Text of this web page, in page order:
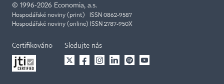
© 1996-2026 Economia, a.s.
Hospodářské noviny (print) ISSN 0862-9587
Hospodářské noviny (online) ISSN 2787-950X
Certifikováno Sledujte nás